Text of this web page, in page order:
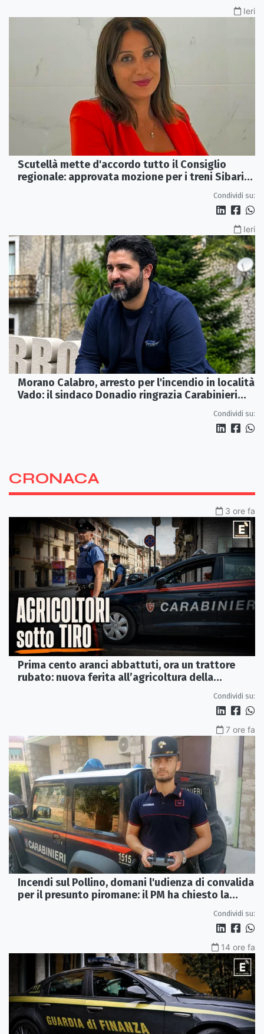
Scutellà mette d'accordo tutto il Consiglio
regionale: approvata mozione per i treni Sibari-
Condividi su:
Ieri
Morano Calabro, arresto per l'incendio in località
Vado: il sindaco Donadio ringrazia Carabinieri
Condividi su:
CRONACA
3 ore fa
Prima cento aranci abbattuti, ora un trattore
Condividi su:
7 ore fa
Incendi sul Pollino, domani l'udienza di convalida
per il presunto piromane: il PM ha chiesto la
Condividi su:
14 ore fa